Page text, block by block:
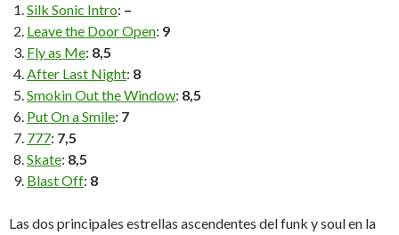
Silk Sonic Intro: –
Leave the Door Open: 9
Fly as Me: 8,5
After Last Night: 8
Smokin Out the Window: 8,5
Put On a Smile: 7
777: 7,5
Skate: 8,5
Blast Off: 8
Las dos principales estrellas ascendentes del funk y soul en la